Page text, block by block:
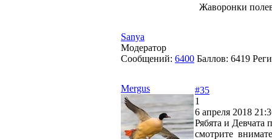
Жаворонки
Sanya
Модератор
Сообщений: 6400 Баллов: 6419
Mergus
#35
1
6 апреля 2018
Рябята и Девчата
смотрите